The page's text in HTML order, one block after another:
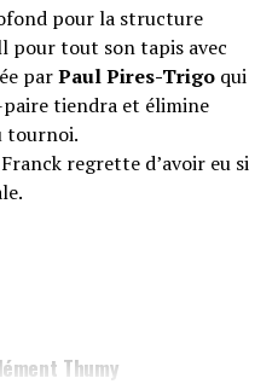
pour la structure
pour tout son tapis avec
parPaul Pires-Trigoqui
tiendra et élimine
tournoi.
regrette d’avoir eu si
Thumy